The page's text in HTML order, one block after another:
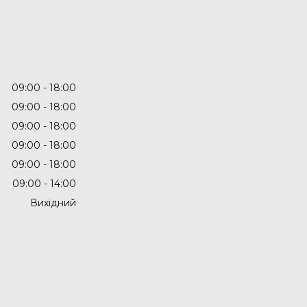
09:00
18:00
09:00
18:00
09:00
18:00
09:00
18:00
09:00
18:00
09:00
14:00
Вихідний